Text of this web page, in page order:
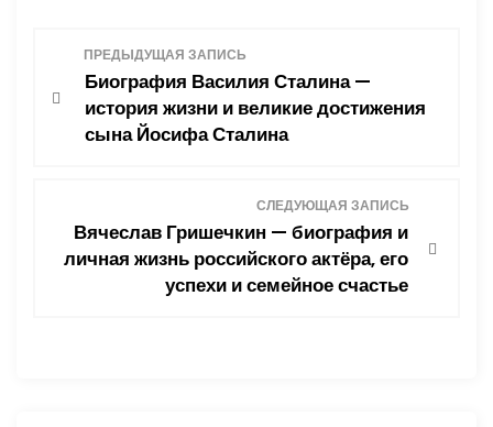
ПРЕДЫДУЩАЯ ЗАПИСЬ
Биография Василия Сталина —
история жизни и великие достижения
сына Йосифа Сталина
СЛЕДУЮЩАЯ ЗАПИСЬ
Вячеслав Гришечкин — биография и
личная жизнь российского актёра, его
успехи и семейное счастье